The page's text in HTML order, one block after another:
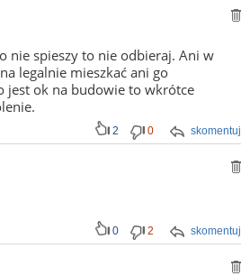
nie spieszy to nie odbieraj. Ani w
legalnie mieszkać ani go
jest ok na budowie to wkrótce
skomentuj
2 0
skomentuj
0 2